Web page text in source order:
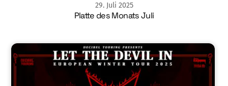
29. Juli 2025
Platte des Monats Juli